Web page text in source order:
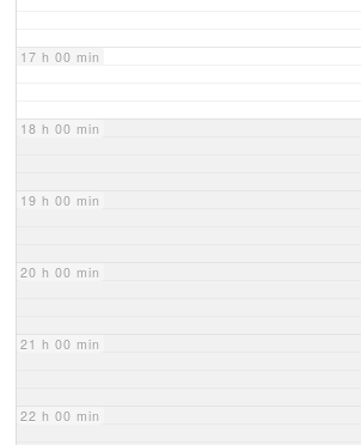
17 h 00 min
18 h 00 min
19 h 00 min
20 h 00 min
21 h 00 min
22 h 00 min